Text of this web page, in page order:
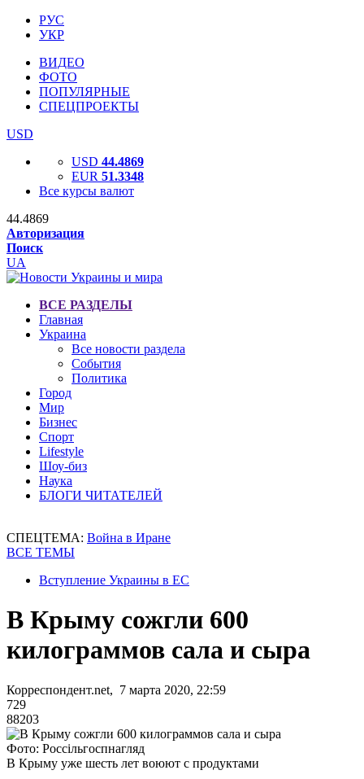
РУС
УКР
ВИДЕО
ФОТО
ПОПУЛЯРНЫЕ
СПЕЦПРОЕКТЫ
USD
USD 44.4869
EUR 51.3348
Все курсы валют
44.4869
Авторизация
Поиск
UA
ВСЕ РАЗДЕЛЫ
Главная
Украина
Все новости раздела
События
Политика
Город
Мир
Бизнес
Спорт
Lifestyle
Шоу-биз
Наука
БЛОГИ ЧИТАТЕЛЕЙ
СПЕЦТЕМА: Война в Иране
ВСЕ ТЕМЫ
Вступление Украины в ЕС
В Крыму сожгли 600
килограммов сала и сыра
Корреспондент.net, 7 марта 2020, 22:59
729
88203
Фото: Россільгоспнагляд
В Крыму уже шесть лет воюют с продуктами